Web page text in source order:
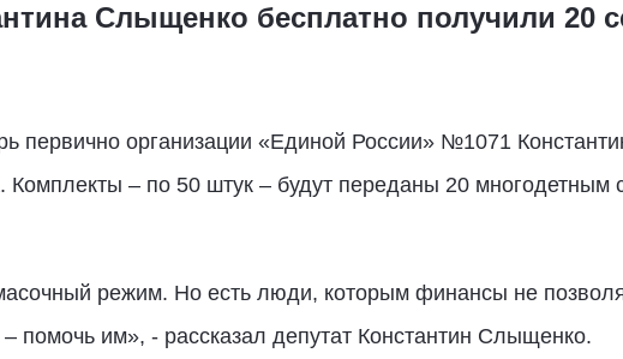
Слыщенко бесплатно получили 20
первично организации «Единой России» №1071
Комплекты – по 50 штук – будут переданы 20
режим. Но есть люди, которым финансы не
помочь им», - рассказал депутат Константин Слыщенко.